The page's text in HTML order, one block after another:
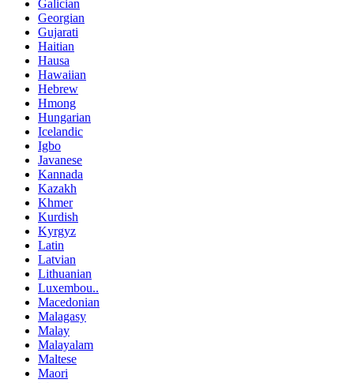
Galician
Georgian
Gujarati
Haitian
Hausa
Hawaiian
Hebrew
Hmong
Hungarian
Icelandic
Igbo
Javanese
Kannada
Kazakh
Khmer
Kurdish
Kyrgyz
Latin
Latvian
Lithuanian
Luxembou..
Macedonian
Malagasy
Malay
Malayalam
Maltese
Maori